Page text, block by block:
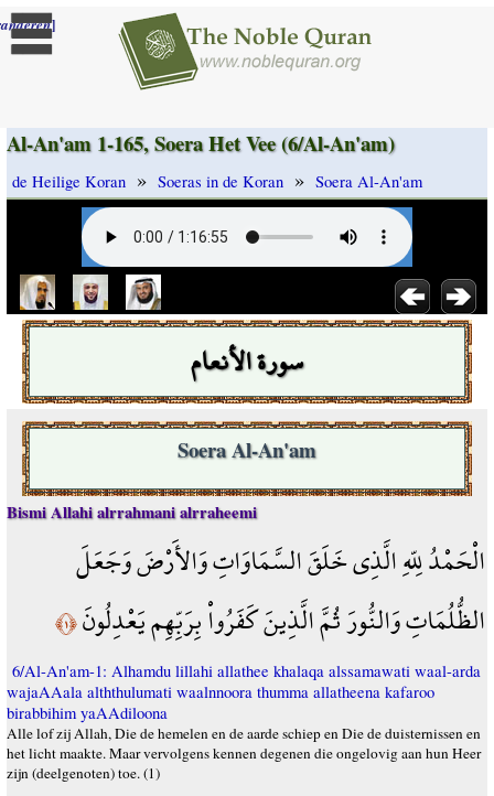
]
Al-An'am 1-165, Soera Het Vee (6/Al-An'am)
de Heilige Koran » Soeras in de Koran » Soera Al-An'am
سورة الأنعام
Soera Al-An'am
Bismi Allahi alrrahmani alrraheemi
الْحَمْدُ لِلّهِ الَّذِي خَلَقَ السَّمَاوَاتِ وَالأَرْضَ وَجَعَلَ
الظُّلُمَاتِ وَالنُّورَ ثُمَّ الَّذِينَ كَفَرُواْ بِرَبِّهِم يَعْدِلُونَ﴿١﴾
6/Al-An'am-1: Alhamdu lillahi allathee khalaqa alssamawati waal-arda
wajaAAala alththulumati waalnnoora thumma allatheena kafaroo
birabbihim yaAAdiloona
Alle lof zij Allah, Die de hemelen en de aarde schiep en Die de duisternissen en
het licht maakte. Maar vervolgens kennen degenen die ongelovig aan hun Heer
zijn (deelgenoten) toe. (1)